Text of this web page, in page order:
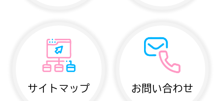
サイトマップ お問い合わせ